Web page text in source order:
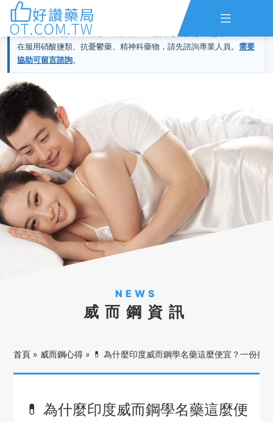

主頁 ED評估
早洩評估
資訊 線上留言
全部藥品
用藥前提醒： 本網站內容為男性健康與用藥資訊參考，不能取代醫師
或藥師診療建議。若有心血管疾病、血壓問題、肝腎功能異常，或正
在服用硝酸鹽類、抗憂鬱藥、精神科藥物，請先諮詢專業人員。 需要
協助可留言諮詢。
NEWS
威而鋼資訊
首頁 » 威而鋼心得 » 💊 為什麼印度威而鋼學名藥這麼便宜？一份揭
💊 為什麼印度威而鋼學名藥這麼便